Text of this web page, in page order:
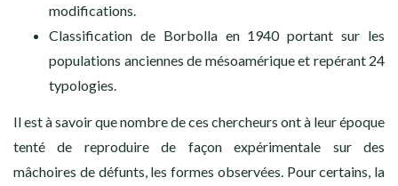
modifications.
Classification de Borbolla en 1940 portant sur les
populations anciennes de mésoamérique et repérant 24
typologies.
Il est à savoir que nombre de ces chercheurs ont à leur époque
tenté de reproduire de façon expérimentale sur des
mâchoires de défunts, les formes observées. Pour certains, la